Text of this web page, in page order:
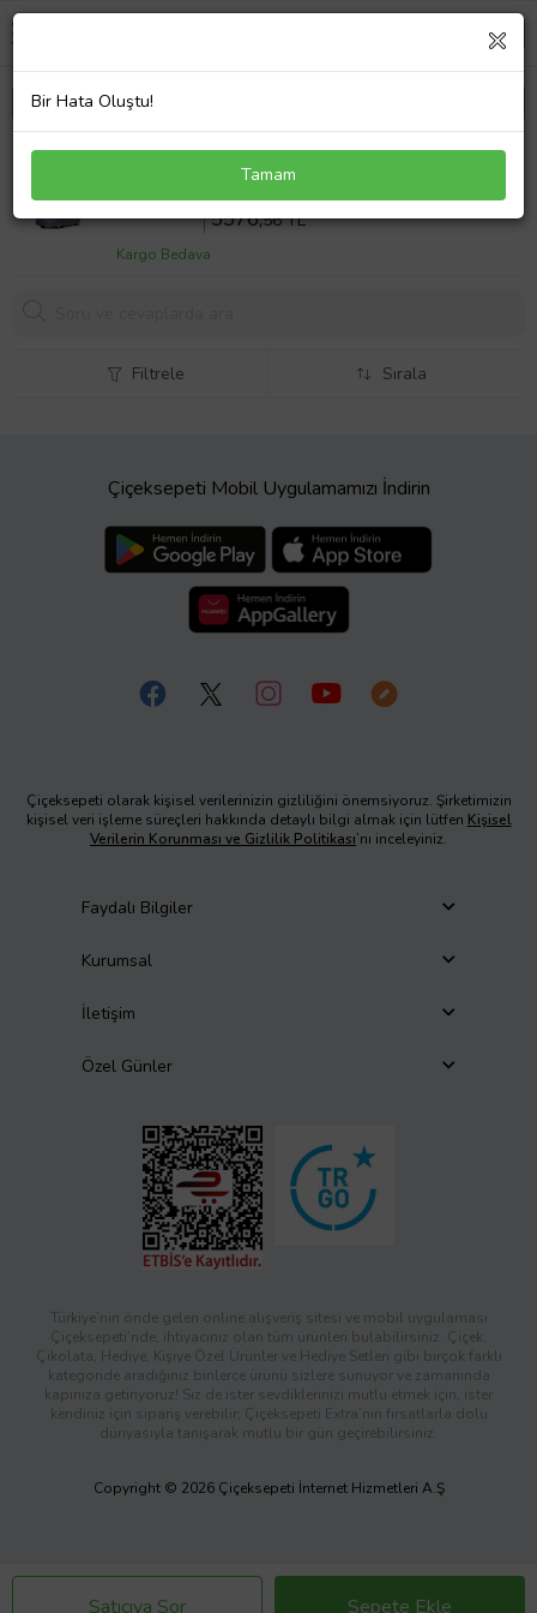
Fiat 500 X Branda Su Geçirmez Müflonlu No:12. Dış
Sepette %18 İndirim
5576,56 TL
Kargo Bedava
Satıcıya Sor Sepete Ekle
Filtrele Sırala
Çiçeksepeti Mobil Uygulamamızı İndirin
Çiçeksepeti olarak kişisel verilerinizin gizliliğini önemsiyoruz. Şirketimizin
kişisel veri işleme süreçleri hakkında detaylı bilgi almak için lütfen Kişisel
Verilerin Korunması ve Gizlilik Politikası’nı inceleyiniz.
Faydalı Bilgiler
Kurumsal
İletişim
Özel Günler
Türkiye’nin önde gelen online alışveriş sitesi ve mobil uygulaması
Çiçeksepeti’nde, ihtiyacınız olan tüm ürünleri bulabilirsiniz. Çiçek,
Çikolata, Hediye, Kişiye Özel Ürünler ve Hediye Setleri gibi birçok farklı
kategoride aradığınız binlerce ürünü sizlere sunuyor ve zamanında
kapınıza getiriyoruz! Siz de ister sevdiklerinizi mutlu etmek için, ister
kendiniz için sipariş verebilir; Çiçeksepeti Extra’nın fırsatlarla dolu
dünyasıyla tanışarak mutlu bir gün geçirebilirsiniz.
Copyright © 2026 Çiçeksepeti İnternet Hizmetleri A.Ş
Bir Hata Oluştu!
Tamam